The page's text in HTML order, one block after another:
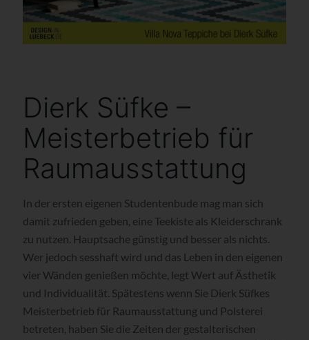
Dierk Süfke –
Meisterbetrieb für
Raumausstattung
In der ersten eigenen Studentenbude mag man sich
damit zufrieden geben, eine Teekiste als Kleiderschrank
zu nutzen. Hauptsache günstig und besser als nichts.
Wer jedoch sesshaft wird und das Leben in den eigenen
vier Wänden genießen möchte, legt Wert auf Ästhetik
und Individualität. Spätestens wenn Sie Dierk Süfkes
Meisterbetrieb für Raumausstattung und Polsterei
betreten, haben Sie die Zeiten der gestalterischen